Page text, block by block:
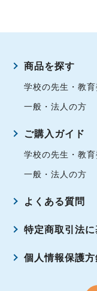
商品を探す
学校の先生・教
一般・法人の方
ご購入ガイド
学校の先生・教
一般・法人の方
よくある質問
特定商取引法
個人情報保護